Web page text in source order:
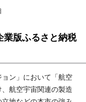
業版ふるさと納税
ン」において「航空
航空宇宙関連の製造